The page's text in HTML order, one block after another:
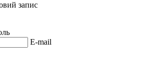
запис
E-mail